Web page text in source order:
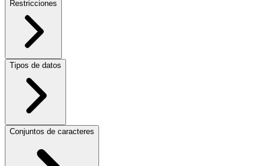
Restricciones
Tipos de datos
Conjuntos de caracteres